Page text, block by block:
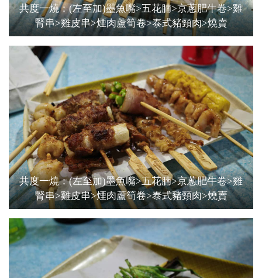
共度一燒：(左至加)墨魚嘴>五花腩>京蔥肥牛卷>雞
腎串>雞皮串>煙肉蘆筍卷>泰式豬頸肉>燒賣
共度一燒：(左至加)墨魚嘴>五花腩>京蔥肥牛卷>雞
腎串>雞皮串>煙肉蘆筍卷>泰式豬頸肉>燒賣